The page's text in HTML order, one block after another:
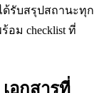
รับสรุปสถานะทุก
อม checklist ที่
อกสารที่